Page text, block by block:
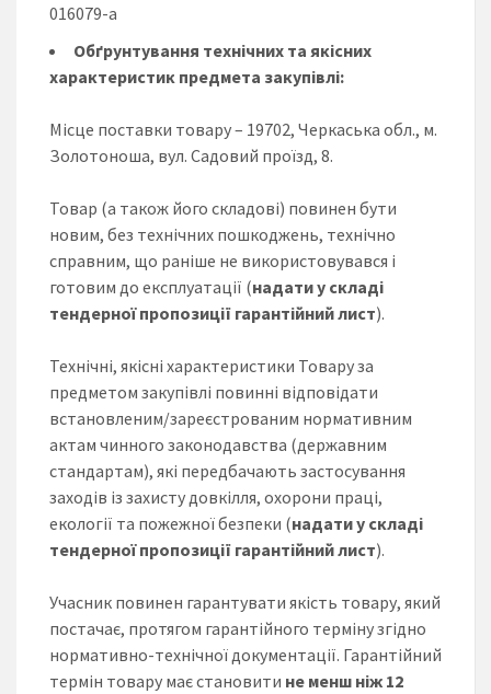
016079-a
Обґрунтування технічних та якісних
характеристик предмета закупівлі:
Місце поставки товару – 19702, Черкаська обл., м.
Золотоноша, вул. Садовий проїзд, 8.
Товар (а також його складові) повинен бути
новим, без технічних пошкоджень, технічно
справним, що раніше не використовувався і
готовим до експлуатації (надати у складі
тендерної пропозиції гарантійний лист).
Технічні, якісні характеристики Товару за
предметом закупівлі повинні відповідати
встановленим/зареєстрованим нормативним
актам чинного законодавства (державним
стандартам), які передбачають застосування
заходів із захисту довкілля, охорони праці,
екології та пожежної безпеки (надати у складі
тендерної пропозиції гарантійний лист).
Учасник повинен гарантувати якість товару, який
постачає, протягом гарантійного терміну згідно
нормативно-технічної документації. Гарантійний
термін товару має становити не менш ніж 12